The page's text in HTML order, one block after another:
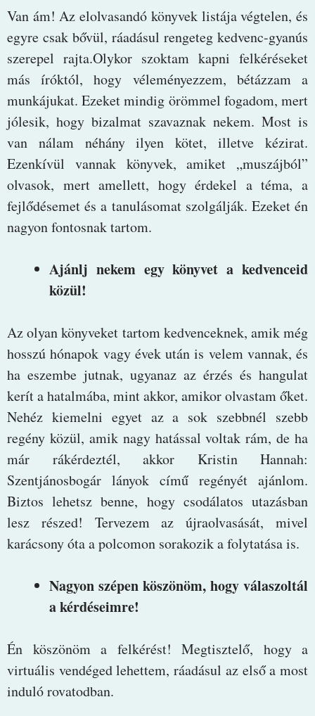
Van ám! Az elolvasandó könyvek listája végtelen, és
egyre csak bővül, ráadásul rengeteg kedvenc-gyanús
szerepel rajta.Olykor szoktam kapni felkéréseket
más íróktól, hogy véleményezzem, bétázzam a
munkájukat. Ezeket mindig örömmel fogadom, mert
jólesik, hogy bizalmat szavaznak nekem. Most is
van nálam néhány ilyen kötet, illetve kézirat.
Ezenkívül vannak könyvek, amiket „muszájból”
olvasok, mert amellett, hogy érdekel a téma, a
fejlődésemet és a tanulásomat szolgálják. Ezeket én
nagyon fontosnak tartom.
Ajánlj nekem egy könyvet a kedvenceid
közül!
Az olyan könyveket tartom kedvenceknek, amik még
hosszú hónapok vagy évek után is velem vannak, és
ha eszembe jutnak, ugyanaz az érzés és hangulat
kerít a hatalmába, mint akkor, amikor olvastam őket.
Nehéz kiemelni egyet az a sok szebbnél szebb
regény közül, amik nagy hatással voltak rám, de ha
már rákérdeztél, akkor Kristin Hannah:
Szentjánosbogár lányok című regényét ajánlom.
Biztos lehetsz benne, hogy csodálatos utazásban
lesz részed! Tervezem az újraolvasását, mivel
karácsony óta a polcomon sorakozik a folytatása is.
Nagyon szépen köszönöm, hogy válaszoltál
a kérdéseimre!
Én köszönöm a felkérést! Megtisztelő, hogy a
virtuális vendéged lehettem, ráadásul az első a most
induló rovatodban.